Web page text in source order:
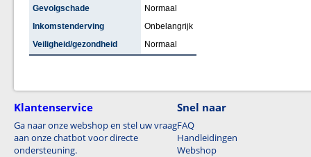
Gevolgschade
Normaal
Inkomstenderving
Onbelangrijk
Veiligheid/gezondheid
Normaal
Klantenservice
Ga naar onze webshop en stel uw vraag
aan onze chatbot voor directe
ondersteuning.
Snel naar
FAQ
Handleidingen
Webshop